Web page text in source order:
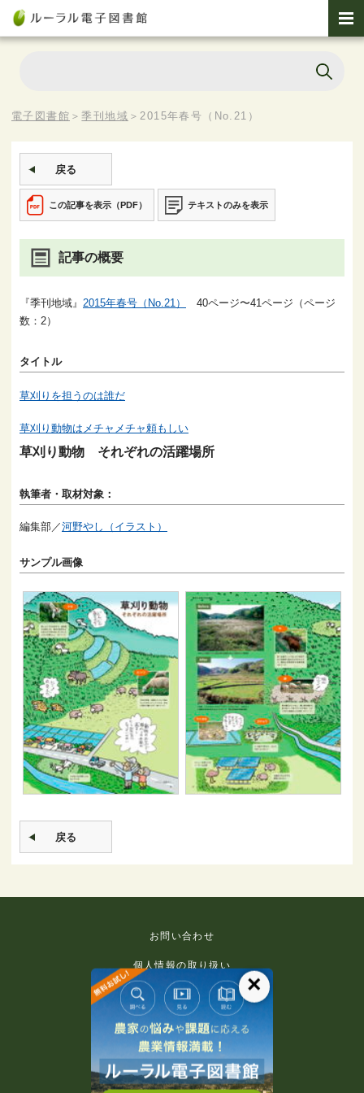
電子図書館 ＞季刊地域 ＞2015年春号（No.21）
戻る
この記事を表示（PDF） テキストのみを表示
記事の概要
『季刊地域』 2015年春号（No.21）
40ページ〜41ページ（ページ
数：2）
タイトル
草刈りを担うのは誰だ
草刈り動物はメチャメチャ頼もしい
草刈り動物 それぞれの活躍場所
執筆者・取材対象：
編集部／河野やし（イラスト）
サンプル画像
戻る
お問い合わせ
個人情報の取り扱い
免責事項
利用規約
推奨環境
著作権等について
×